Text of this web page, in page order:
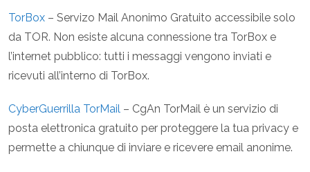
TorBox – Servizo Mail Anonimo Gratuito accessibile solo
da TOR. Non esiste alcuna connessione tra TorBox e
l’internet pubblico: tutti i messaggi vengono inviati e
ricevuti all’interno di TorBox.
CyberGuerrilla TorMail – CgAn TorMail è un servizio di
posta elettronica gratuito per proteggere la tua privacy e
permette a chiunque di inviare e ricevere email anonime.